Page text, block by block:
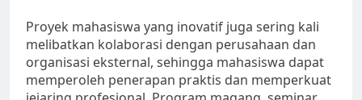
Proyek mahasiswa yang inovatif juga sering kali
melibatkan kolaborasi dengan perusahaan dan
organisasi eksternal, sehingga mahasiswa dapat
memperoleh penerapan praktis dan memperkuat